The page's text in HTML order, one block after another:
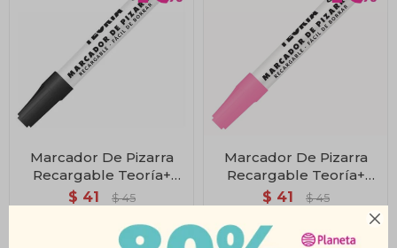

Marcador De Pizarra
Recargable Teoría+
Negro
$ 41 $ 45
Marcador De Pizarra
Recargable Teoría+
Rosado
$ 41 $ 45